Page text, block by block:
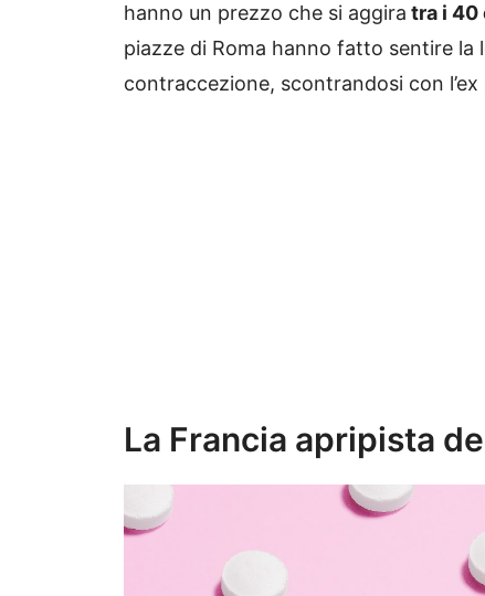
hanno un prezzo che si aggira tra i 40
piazze di Roma hanno fatto sentire
contraccezione, scontrandosi con
La Francia apripista